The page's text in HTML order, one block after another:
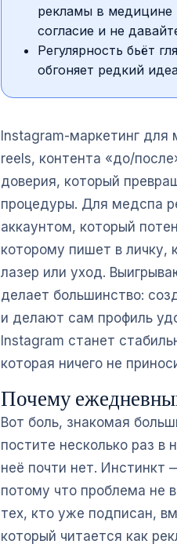
рекламы в медицине
согласие и не
Регулярность бьёт
обгоняет редкий
Instagram-маркетинг
reels, контента «до/
доверия, который
процедуры. Для медспа
аккаунтом, который
которому пишет в личку,
лазер или уход.
делает большинство:
и делают сам профиль
Instagram станет
которая ничего не
Почему
Вот боль, знакомая
постите несколько раз в
неё почти нет. Инстинкт
потому что проблема не
тех, кто уже подписан,
который читается как